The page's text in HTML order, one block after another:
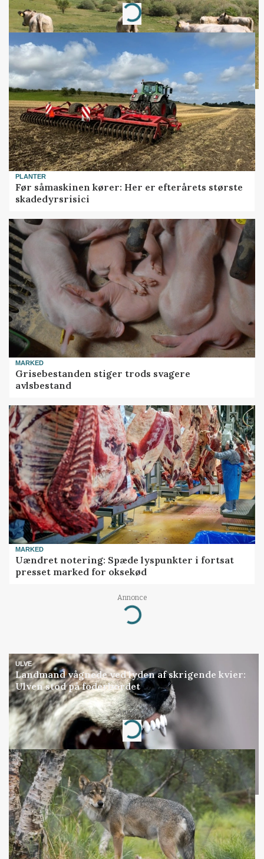
Loading...
PLANTER
Før såmaskinen kører: Her er efterårets største
skadedyrsrisici
MARKED
Grisebestanden stiger trods svagere
avlsbestand
MARKED
Uændret notering: Spæde lyspunkter i fortsat
presset marked for oksekød
Annonce
Loading...
ULVE
Landmand vågnede ved lyden af skrigende kvier:
Ulven stod på foderbordet
Annonce
Loading...